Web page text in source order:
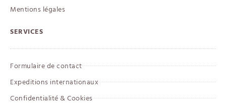
Mentions légales
SERVICES
Formulaire de contact
Expeditions internationaux
Confidentialité & Cookies